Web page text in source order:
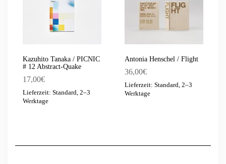
Kazuhito Tanaka / PICNIC
# 12 Abstract-Quake
17,00€
Lieferzeit: Standard, 2–3
Werktage
Antonia Henschel / Flight
36,00€
Lieferzeit: Standard, 2–3
Werktage